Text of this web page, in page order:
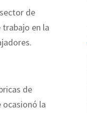
de
en la
de
la